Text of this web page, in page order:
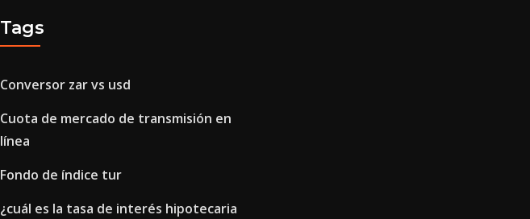
Tags
Conversor zar vs usd
Cuota de mercado de transmisión en
línea
Fondo de índice tur
¿cuál es la tasa de interés hipotecaria